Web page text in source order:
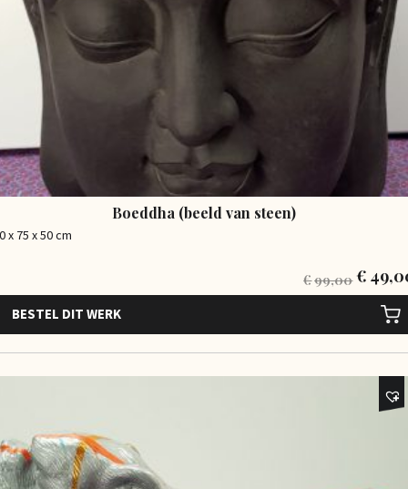
Boeddha (beeld van steen)
x 75 x 50 cm
€99,00 €
BESTEL DIT WERK